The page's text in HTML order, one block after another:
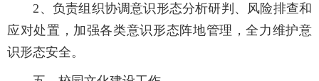
2 、负责组织协调意识形态分析研判、风险排查和
应对处置，加强各类意识形态阵地管理，全力维护意
识形态安全。